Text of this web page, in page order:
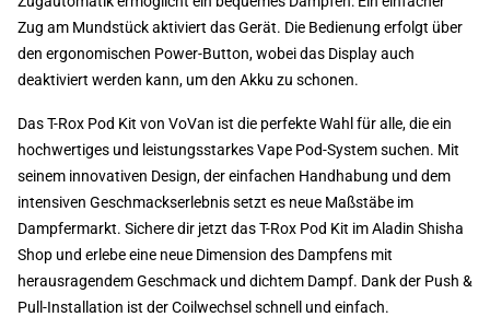
Zug am Mundstück aktiviert das Gerät. Die Bedienung erfolgt über
den ergonomischen Power-Button, wobei das Display auch
deaktiviert werden kann, um den Akku zu schonen.
Das T-Rox Pod Kit von VoVan ist die perfekte Wahl für alle, die ein
hochwertiges und leistungsstarkes Vape Pod-System suchen. Mit
seinem innovativen Design, der einfachen Handhabung und dem
intensiven Geschmackserlebnis setzt es neue Maßstäbe im
Dampfermarkt. Sichere dir jetzt das T-Rox Pod Kit im Aladin Shisha
Shop und erlebe eine neue Dimension des Dampfens mit
herausragendem Geschmack und dichtem Dampf. Dank der Push &
Pull-Installation ist der Coilwechsel schnell und einfach.